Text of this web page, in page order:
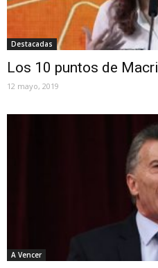
Destacadas
Los 10 puntos de
12 mayo, 2019
A Vencer